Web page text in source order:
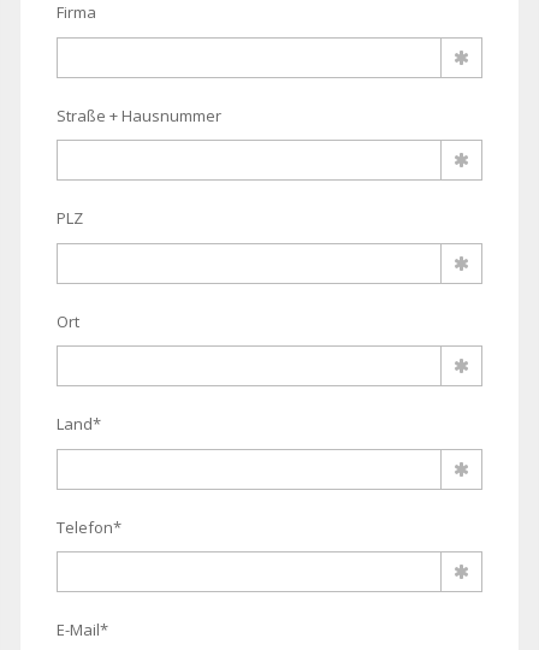
Firma
Straße + Hausnummer
PLZ
Ort
Land*
Telefon*
E-Mail*